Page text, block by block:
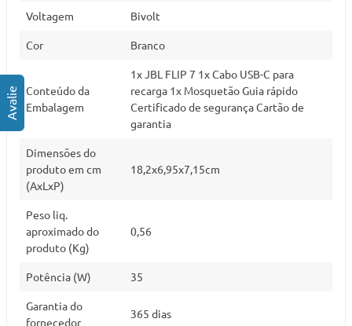
Voltagem Bivolt
Cor Branco
Conteúdo da
Embalagem
1x JBL FLIP 7 1x Cabo USB-C para
recarga 1x Mosquetão Guia rápido
Certificado de segurança Cartão de
garantia
Dimensões do
produto em cm
(AxLxP)
18,2x6,95x7,15cm
Peso liq.
aproximado do
produto (Kg)
0,56
Potência (W) 35
Garantia do
fornecedor
365 dias